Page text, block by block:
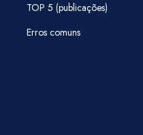
TOP 5 (publicações)
Erros comuns